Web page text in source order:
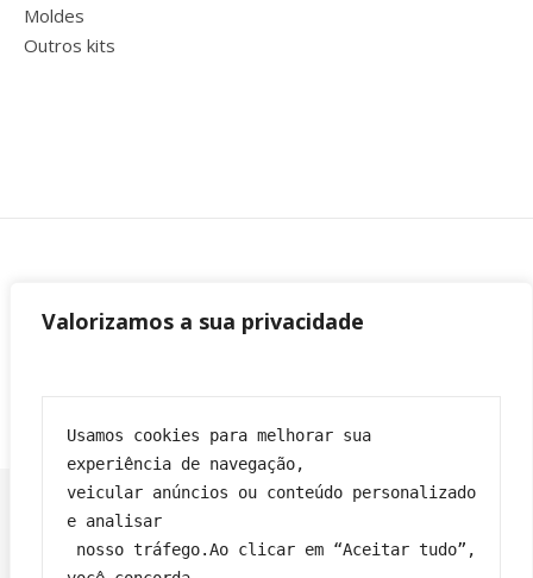
Valorizamos a sua privacidade
Usamos cookies para melhorar sua
experiência de navegação,
veicular anúncios ou conteúdo personalizado
e analisar
Moldes
Outros kits
Franciane|Tema Bard por WP Royal.